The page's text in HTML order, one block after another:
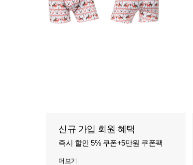
신규 가입 회원 혜택
즉시 할인 5% 쿠폰+5만원 쿠폰팩
더보기